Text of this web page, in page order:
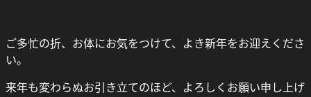
ご多忙の折、お体にお気をつけて、よき新年をお迎えくださ
い。
来年も変わらぬお引き立てのほど、よろしくお願い申し上げ